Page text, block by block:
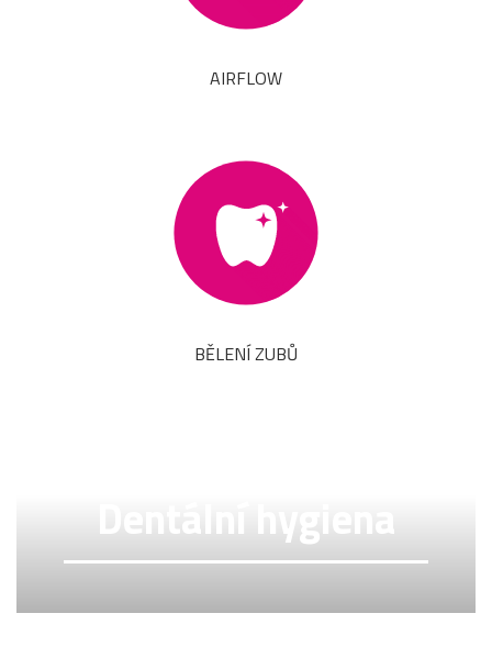
AIRFLOW
BĚLENÍ ZUBŮ
Dentální hygiena